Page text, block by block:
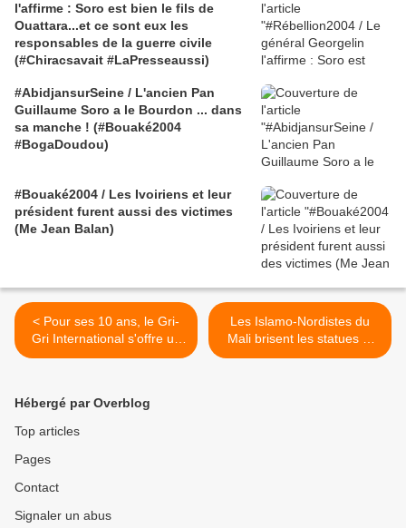
l'affirme : Soro est bien le fils de
Ouattara...et ce sont eux les
responsables de la guerre civile
(#Chiracsavait #LaPresseaussi)
#AbidjansurSeine / L'ancien Pan
Guillaume Soro a le Bourdon ... dans
sa manche ! (#Bouaké2004
#BogaDoudou)
#Bouaké2004 / Les Ivoiriens et leur
président furent aussi des victimes
(Me Jean Balan)
< Pour ses 10 ans, le Gri-
Gri International s'offre un
coup d'État franco-onusien !
Les Islamo-Nordistes du
Mali brisent les statues et
brûlent les gri-gri !!! >
Hébergé par Overblog
Top articles
Pages
Contact
Signaler un abus